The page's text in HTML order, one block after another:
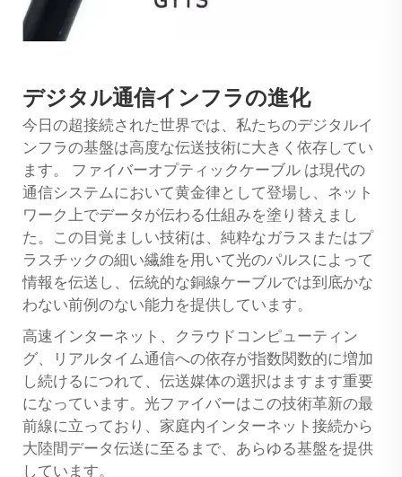
デジタル通信インフラの進化
今日の超接続された世界では、私たちのデジタルイ
ンフラの基盤は高度な伝送技術に大きく依存してい
ます。 ファイバーオプティックケーブル は現代の
通信システムにおいて黄金律として登場し、ネット
ワーク上でデータが伝わる仕組みを塗り替えまし
た。この目覚ましい技術は、純粋なガラスまたはプ
ラスチックの細い繊維を用いて光のパルスによって
情報を伝送し、伝統的な銅線ケーブルでは到底かな
わない前例のない能力を提供しています。
高速インターネット、クラウドコンピューティン
グ、リアルタイム通信への依存が指数関数的に増加
し続けるにつれて、伝送媒体の選択はますます重要
になっています。光ファイバーはこの技術革新の最
前線に立っており、家庭内インターネット接続から
大陸間データ伝送に至るまで、あらゆる基盤を提供
しています。